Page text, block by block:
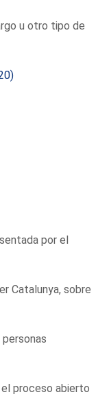
u otro tipo de
por el
Catalunya, sobre
proceso abierto